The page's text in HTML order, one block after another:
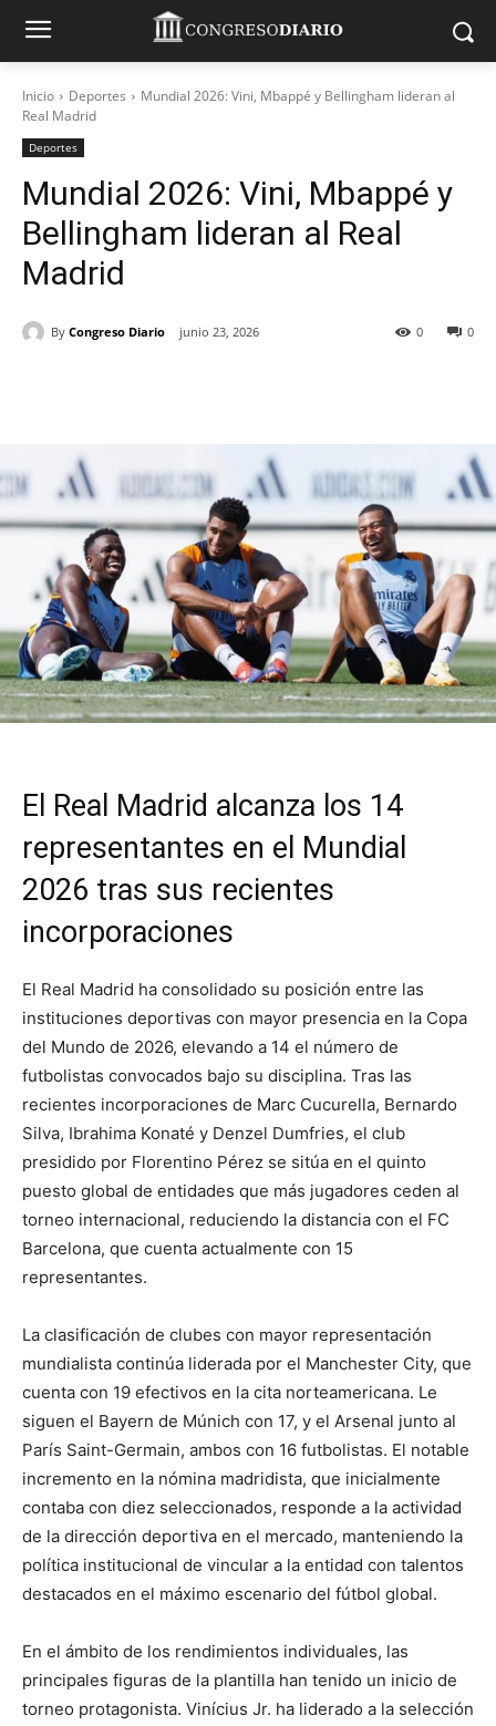
Inicio Deportes
Mundial 2026: Vini, Mbappé y Bellingham lideran al
Real Madrid
Deportes
Mundial 2026: Vini, Mbappé y
Bellingham lideran al Real
Madrid
By Congreso Diario junio 23, 2026 0
0
El Real Madrid alcanza los 14
representantes en el Mundial
2026 tras sus recientes
incorporaciones
El Real Madrid ha consolidado su posición entre las
instituciones deportivas con mayor presencia en la Copa
del Mundo de 2026, elevando a 14 el número de
futbolistas convocados bajo su disciplina. Tras las
recientes incorporaciones de Marc Cucurella, Bernardo
Silva, Ibrahima Konaté y Denzel Dumfries, el club
presidido por Florentino Pérez se sitúa en el quinto
puesto global de entidades que más jugadores ceden al
torneo internacional, reduciendo la distancia con el FC
Barcelona, que cuenta actualmente con 15
representantes.
La clasificación de clubes con mayor representación
mundialista continúa liderada por el Manchester City, que
cuenta con 19 efectivos en la cita norteamericana. Le
siguen el Bayern de Múnich con 17, y el Arsenal junto al
París Saint-Germain, ambos con 16 futbolistas. El notable
incremento en la nómina madridista, que inicialmente
contaba con diez seleccionados, responde a la actividad
de la dirección deportiva en el mercado, manteniendo la
política institucional de vincular a la entidad con talentos
destacados en el máximo escenario del fútbol global.
En el ámbito de los rendimientos individuales, las
principales figuras de la plantilla han tenido un inicio de
torneo protagonista. Vinícius Jr. ha liderado a la selección